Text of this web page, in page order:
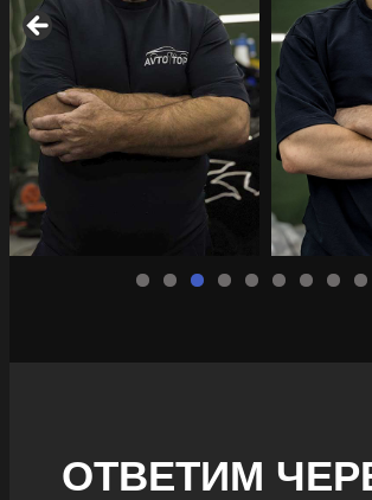
ОТВЕТИМ